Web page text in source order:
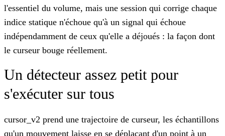
l'essentiel du volume, mais une session qui corrige chaque
indice statique n'échoue qu'à un signal qui échoue
indépendamment de ceux qu'elle a déjoués : la façon dont
le curseur bouge réellement.
Un détecteur assez petit pour
s'exécuter sur tous
cursor_v2 prend une trajectoire de curseur, les échantillons
qu'un mouvement laisse en se déplaçant d'un point à un